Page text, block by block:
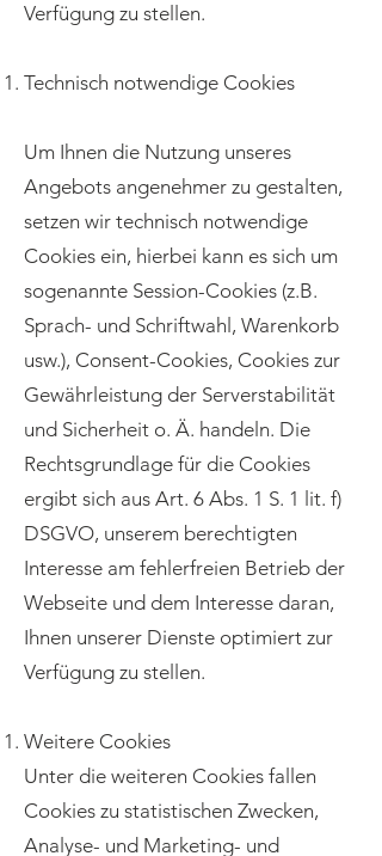
Verfügung zu stellen.
Technisch notwendige Cookies
Um Ihnen die Nutzung unseres
Angebots angenehmer zu gestalten,
setzen wir technisch notwendige
Cookies ein, hierbei kann es sich um
sogenannte Session-Cookies (z.B.
Sprach- und Schriftwahl, Warenkorb
usw.), Consent-Cookies, Cookies zur
Gewährleistung der Serverstabilität
und Sicherheit o. Ä. handeln. Die
Rechtsgrundlage für die Cookies
ergibt sich aus Art. 6 Abs. 1 S. 1 lit. f)
DSGVO, unserem berechtigten
Interesse am fehlerfreien Betrieb der
Webseite und dem Interesse daran,
Ihnen unserer Dienste optimiert zur
Verfügung zu stellen.
Weitere Cookies
Unter die weiteren Cookies fallen
Cookies zu statistischen Zwecken,
Analyse- und Marketing- und